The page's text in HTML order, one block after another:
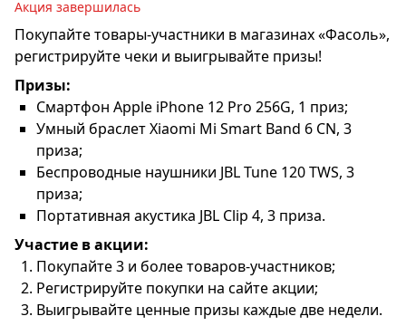
Акция завершилась
Покупайте товары-участники в магазинах «Фасоль»,
регистрируйте чеки и выигрывайте призы!
Призы:
Смартфон Apple iPhone 12 Pro 256G, 1 приз;
Умный браслет Xiaomi Mi Smart Band 6 CN, 3
приза;
Беспроводные наушники JBL Tune 120 TWS, 3
приза;
Портативная акустика JBL Clip 4, 3 приза.
Участие в акции:
Покупайте 3 и более товаров-участников;
Регистрируйте покупки на сайте акции;
Выигрывайте ценные призы каждые две недели.